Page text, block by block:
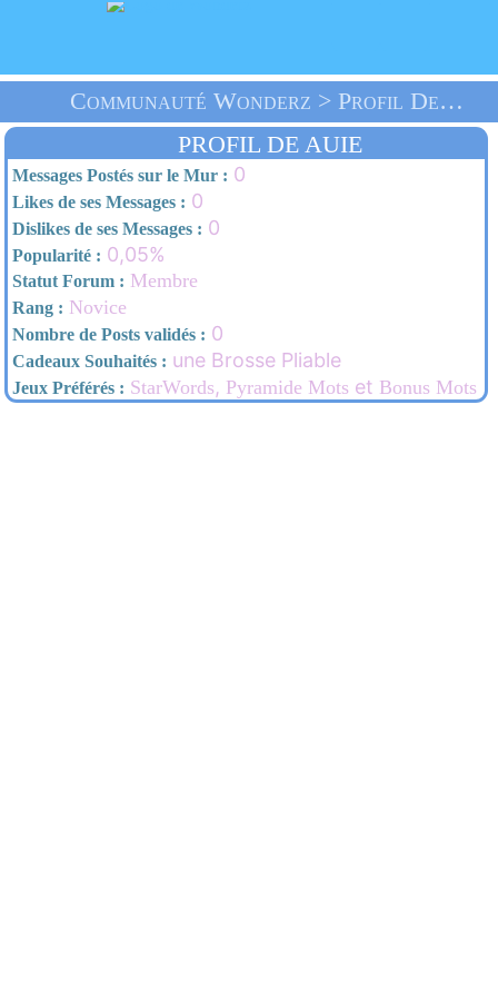
Communauté Wonderz > Profil De Auie > Accueil
PROFIL DE AUIE
Messages Postés sur le Mur : 0
Likes de ses Messages : 0
Dislikes de ses Messages : 0
Popularité : 0,05%
Statut Forum : Membre
Rang : Novice
Nombre de Posts validés : 0
Cadeaux Souhaités : une Brosse Pliable
Jeux Préférés : StarWords, Pyramide Mots et Bonus Mots